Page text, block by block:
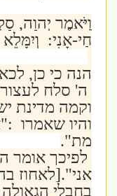
וַיֹּאמֶר יְהוָה,
חַי-אָנִי:
הנה כי כן,
ה' סלח לעצור
וקמה מדינת
והיו שאמרו
מת".
לפיכך אומר
אני".[לאחוז
בחבלי הגאולה